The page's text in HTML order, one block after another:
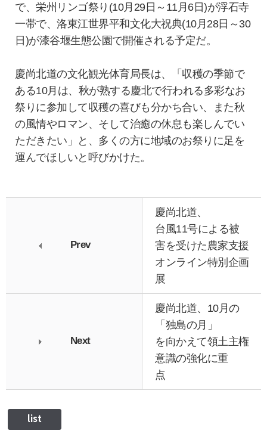
で、栄州リンゴ祭り(10月29日～11月6日)が浮石寺
一帯で、洛東江世界平和文化大祝典(10月28日～30
日)が漆谷堰生態公園で開催される予定だ。
慶尚北道の文化観光体育局長は、「収穫の季節で
ある10月は、秋が熟する慶北で行われる多彩なお
祭りに参加して収穫の喜びも分かち合い、また秋
の風情やロマン、そして治癒の休息も楽しんでい
ただきたい」と、多くの方に地域のお祭りに足を
運んでほしいと呼びかけた。
Prev
慶尚北道、
台風11号による被
害を受けた農家支援
オンライン特別企画
展
Next
慶尚北道、10月の
「独島の月」
を向かえて領土主権
意識の強化に重
点
list